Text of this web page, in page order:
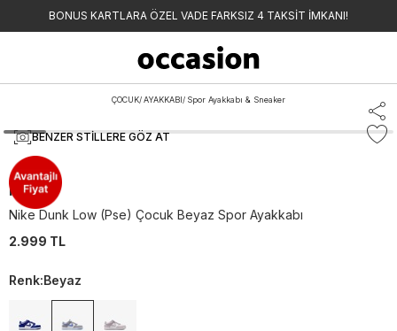
BONUS KARTLARA ÖZEL VADE FARKSIZ 4 TAKSİT İMKANI!
ÇOCUK/AYAKKABI/ Spor Ayakkabı & Sneaker
BENZER STILLERE GÖZ AT
Nike
Nike Dunk Low (Pse) Çocuk Beyaz Spor Ayakkabı
2.999 TL
Renk:Beyaz